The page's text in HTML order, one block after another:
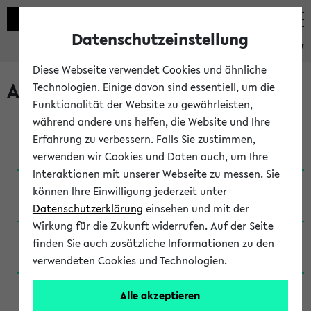
eKVV
Archivierte Studiengänge
Anglistik: British and American Studies / B.A.
(Einschreibung bis WiSe 16/17)
Anglistik: British and American Studies / B.A.
(Einschreibung bis SoSe 2015)
Anglistik: British and American Studies / B.A.
(Einschreibung bis SoSe 2013)
Anglistik: British and American Studies / Ba
(Einschreibung bis SoSe 2011)
Datenschutzeinstellung
Diese Webseite verwendet Cookies und ähnliche
Technologien. Einige davon sind essentiell, um die
Funktionalität der Website zu gewährleisten,
während andere uns helfen, die Website und Ihre
Erfahrung zu verbessern. Falls Sie zustimmen,
verwenden wir Cookies und Daten auch, um Ihre
Interaktionen mit unserer Webseite zu messen. Sie
können Ihre Einwilligung jederzeit unter
Datenschutzerklärung einsehen und mit der
Wirkung für die Zukunft widerrufen. Auf der Seite
finden Sie auch zusätzliche Informationen zu den
verwendeten Cookies und Technologien.
Alle akzeptieren